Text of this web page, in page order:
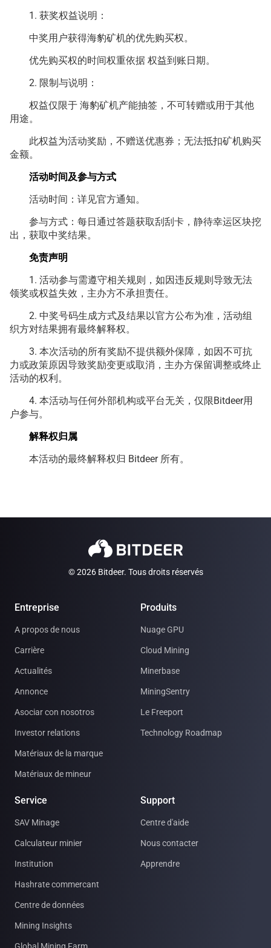
1. 获奖权益说明：
中奖用户获得海豹矿机的优先购买权。
优先购买权的时间权重依据 权益到账日期。
2. 限制与说明：
权益仅限于 海豹矿机产能抽签，不可转赠或用于其他
用途。
此权益为活动奖励，不赠送优惠券；无法抵扣矿机购买
金额。
活动时间及参与方式
活动时间：详见官方通知。
参与方式：每日通过答题获取刮刮卡，静待幸运区块挖
出，获取中奖结果。
免责声明
1. 活动参与需遵守相关规则，如因违反规则导致无法
领奖或权益失效，主办方不承担责任。
2. 中奖号码生成方式及结果以官方公布为准，活动组
织方对结果拥有最终解释权。
3. 本次活动的所有奖励不提供额外保障，如因不可抗
力或政策原因导致奖励变更或取消，主办方保留调整或终止
活动的权利。
4. 本活动与任何外部机构或平台无关，仅限Bitdeer用
户参与。
解释权归属
本活动的最终解释权归 Bitdeer 所有。
© 2026 Bitdeer. Tous droits réservés
Entreprise
A propos de nous
Carrière
Actualités
Annonce
Asociar con nosotros
Investor relations
Matériaux de la marque
Matériaux de mineur
Produits
Nuage GPU
Cloud Mining
Minerbase
MiningSentry
Le Freeport
Technology Roadmap
Service
SAV Minage
Calculateur minier
Institution
Hashrate commercant
Centre de données
Mining Insights
Support
Centre d'aide
Nous contacter
Apprendre